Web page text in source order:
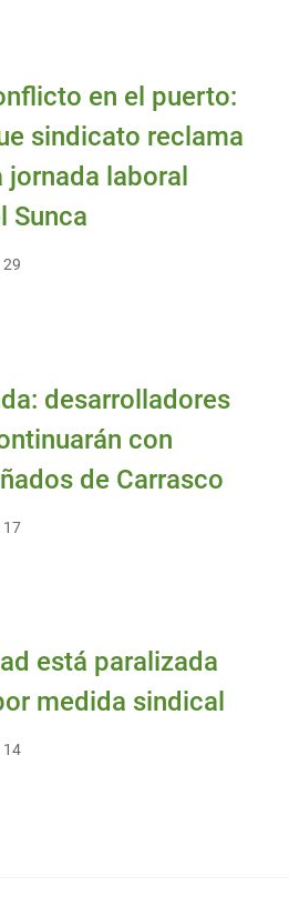
en el puerto:
sindicato reclama
laboral
Sunca
29
desarrolladores
con
de Carrasco
17
está paralizada
medida sindical
14